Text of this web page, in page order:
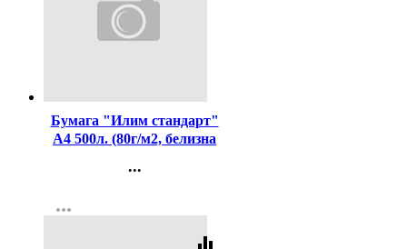
Бумага "Илим стандарт"
А4 500л. (80г/м2, белизна
...
Регистрация
more_horiz
equalizer